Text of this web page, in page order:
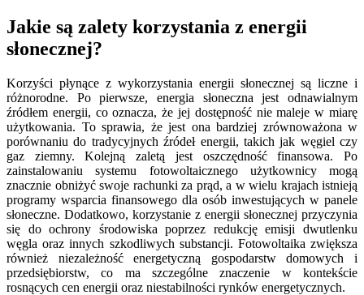
Jakie są zalety korzystania z energii
słonecznej?
Korzyści płynące z wykorzystania energii słonecznej są liczne i
różnorodne. Po pierwsze, energia słoneczna jest odnawialnym
źródłem energii, co oznacza, że jej dostępność nie maleje w miarę
użytkowania. To sprawia, że jest ona bardziej zrównoważona w
porównaniu do tradycyjnych źródeł energii, takich jak węgiel czy
gaz ziemny. Kolejną zaletą jest oszczędność finansowa. Po
zainstalowaniu systemu fotowoltaicznego użytkownicy mogą
znacznie obniżyć swoje rachunki za prąd, a w wielu krajach istnieją
programy wsparcia finansowego dla osób inwestujących w panele
słoneczne. Dodatkowo, korzystanie z energii słonecznej przyczynia
się do ochrony środowiska poprzez redukcję emisji dwutlenku
węgla oraz innych szkodliwych substancji. Fotowoltaika zwiększa
również niezależność energetyczną gospodarstw domowych i
przedsiębiorstw, co ma szczególne znaczenie w kontekście
rosnących cen energii oraz niestabilności rynków energetycznych.